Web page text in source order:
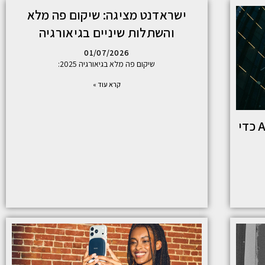
איך עסקים יכולים להשתמש ב-AI כדי
ישראדנט מציגה: שיקום פה מלא
והשתלות שיניים בגיאורגיה
01/07/2026
שיקום פה מלא בגיאורגיה 2025:
קרא עוד »